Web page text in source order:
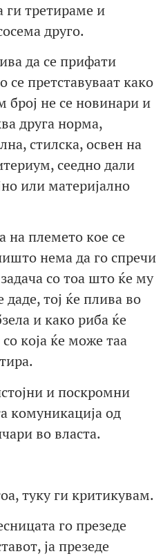
ги третираме и
друго.
да се прифати
се претставуваат како
број не се новинари и
друга норма,
стилска, освен на
сеедно дали
или материјално
на племето кое се
нема да го спречи
со тоа што ќе му
тој ќе плива во
и како риба ќе
која ќе може таа
и поскромни
комуникација од
во власта.
туку ги критикувам.
го презеде
ја презеде